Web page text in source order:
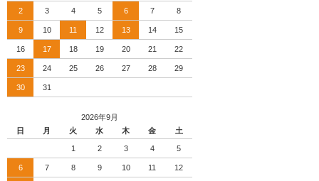
2 3 4 5 6 7 8
9 10 11 12 13 14 15
16 17 18 19 20 21 22
23 24 25 26 27 28 29
30 31
2026年9月
日
月 火 水 木 金 土
1 2 3 4 5
6 7 8 9 10 11 12